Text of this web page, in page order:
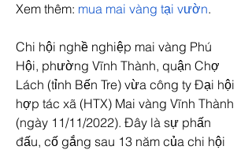
Xem thêm: mua mai vàng tại vườn.
Chi hội nghề nghiệp mai vàng Phú
Hội, phường Vĩnh Thành, quận Chợ
Lách (tỉnh Bến Tre) vừa công ty Đại hội
hợp tác xã (HTX) Mai vàng Vĩnh Thành
(ngày 11/11/2022). Đây là sự phấn
đấu, cố gắng sau 13 năm của chi hội